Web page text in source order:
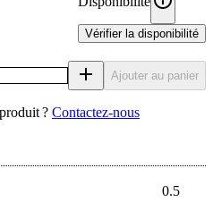
Vérifier la disponibilité
Ajouter au panier
? Contactez‑nous
0.5